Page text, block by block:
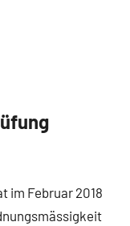
im Februar 2018